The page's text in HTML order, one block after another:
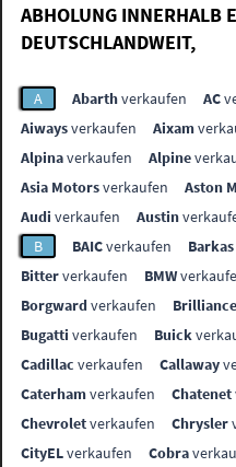
ABHOLUNG INNERHALB
DEUTSCHLANDWEIT,
A Abarthverkaufen AC
Aiwaysverkaufen Aixam
Alpinaverkaufen Alpine
Asia Motorsverkaufen Aston
Audi verkaufen Austin
B
BAICverkaufen Barkas
Bitterverkaufen BMW
Borgwardverkaufen Brilliance
Bugatti verkaufen Buick
Cadillac verkaufen Callaway
Caterhamverkaufen Chatenet
Chevroletverkaufen Chrysler
CityELverkaufen Cobra